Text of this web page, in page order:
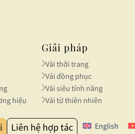
hiệu
Giải pháp
Vải thời trang
Vải đồng phục
Vải siêu tính năng
Vải từ thiên nhiên
Liên hệ hợp tác English